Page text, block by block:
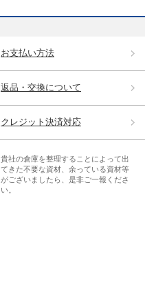
お支払い方法
返品・交換について
クレジット決済対応
貴社の倉庫を整理することによって出
てきた不要な資材、余っている資材等
がございましたら、是非ご一報くださ
い。